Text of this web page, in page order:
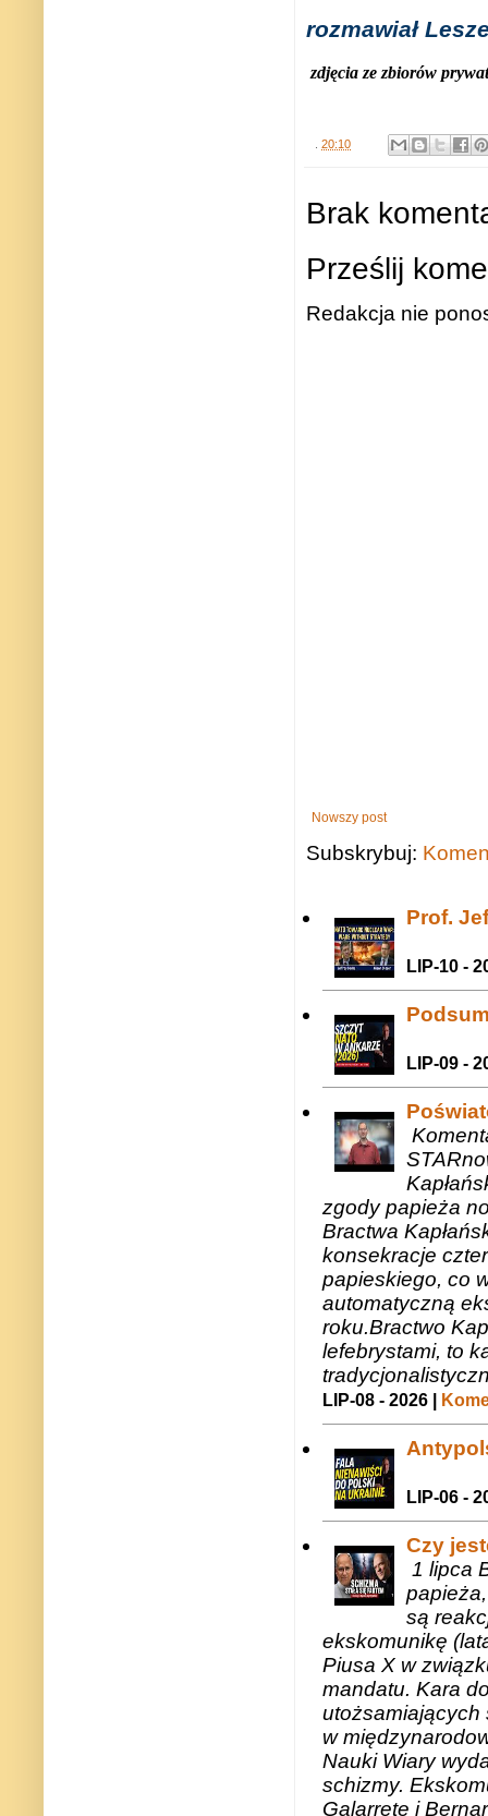
rozmawiał
zdjęcia ze zbiorów
20:10
Brak
Prześlij
Redakcja nie
Nowszy post
Subskrybuj:
Prof.
LIP-10 -
LIP-09 -
zgody papieża
Bractwa
konsekracje
papieskiego, co
automatyczną
roku.Bractwo
lefebrystami, to
LIP-08 - 2026 |
LIP-06 -
Czy
1 lipca
są
ekskomunikę
Piusa X w
mandatu. Kara
utożsamiających
w
Nauki Wiary
schizmy.
Galarretę i